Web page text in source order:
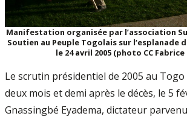
Manifestation organisée par l’association
Soutien au Peuple Togolais sur l’esplanade
le 24 avril 2005 (photo CC
Le scrutin présidentiel de 2005 au
deux mois et demi après le décès, le 5
Gnassingbé Eyadema, dictateur